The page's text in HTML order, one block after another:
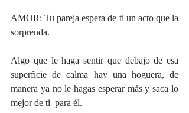
AMOR: Tu pareja espera de ti un acto que la
sorprenda.
Algo que le haga sentir que debajo de esa
superficie de calma hay una hoguera, de
manera ya no le hagas esperar más y saca lo
mejor de ti  para él.